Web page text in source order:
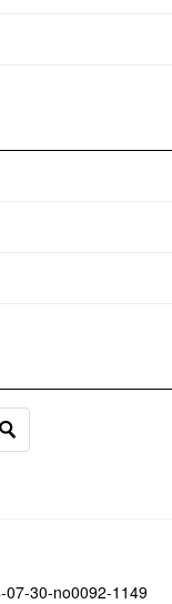
07-30-no0092-1149